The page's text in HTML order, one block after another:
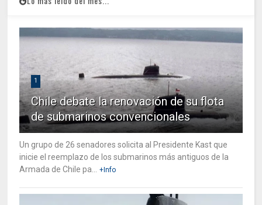
1
Chile debate la renovación de su flota
de submarinos convencionales
Un grupo de 26 senadores solicita al Presidente Kast que
inicie el reemplazo de los submarinos más antiguos de la
Armada de Chile pa...
+Info